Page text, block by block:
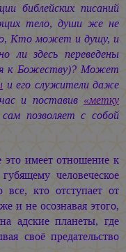
библейских писаний
тело, души же не
Кто может и душу, и
ли здесь переведены
к Божеству)? Может
и его служители даже
и поставив «метку
позволяет с собой
это имеет отношение к
человеческое
кто отступает от
и не осознавая этого,
адские планеты, где
своё предательство